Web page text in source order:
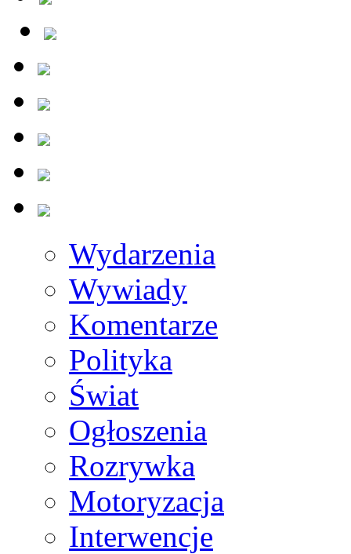
Wydarzenia
Wywiady
Komentarze
Polityka
Świat
Ogłoszenia
Rozrywka
Motoryzacja
Interwencje